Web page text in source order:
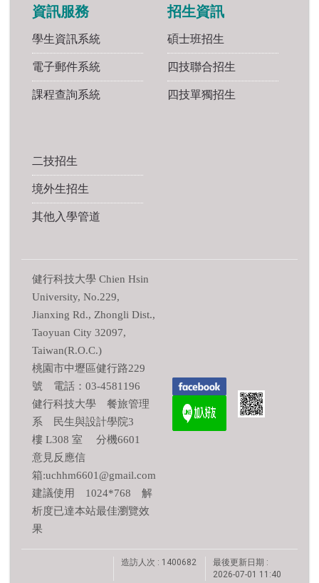
資訊服務
學生資訊系統
電子郵件系統
課程查詢系統
招生資訊
碩士班招生
四技聯合招生
四技單獨招生
二技招生
境外生招生
其他入學管道
健行科技大學 Chien Hsin
University, No.229,
Jianxing Rd., Zhongli Dist.,
Taoyuan City 32097,
Taiwan(R.O.C.)
桃園市中壢區健行路229
號 電話：03-4581196
健行科技大學 餐旅管理
系 民生與設計學院3
樓 L308 室 分機6601
意見反應信
箱:uchhm6601@gmail.com
建議使用 1024*768 解
析度已達本站最佳瀏覽效
果
造訪人次 : 1400682
最後更新日期 :
2026-07-01 11:40